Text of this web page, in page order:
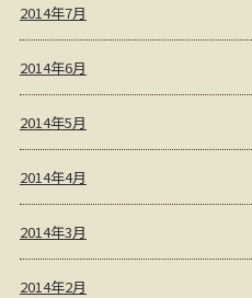
2014年7月
2014年6月
2014年5月
2014年4月
2014年3月
2014年2月